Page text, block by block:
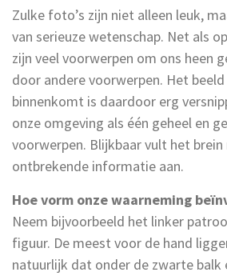
Zulke foto’s zijn niet alleen leuk,
van serieuze wetenschap. Net als
zijn veel voorwerpen om ons heen
door andere voorwerpen. Het
binnenkomt is daardoor erg
onze omgeving als één geheel en
voorwerpen. Blijkbaar vult het brein
ontbrekende informatie aan.
Hoe vorm onze waarneming
Neem bijvoorbeeld het linker
figuur. De meest voor de hand
natuurlijk dat onder de zwarte balk